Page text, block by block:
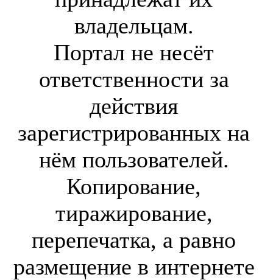
владельцам.
Портал не несёт
ответственности за
действия
зарегистрированных на
нём пользователей.
Копирование,
тиражирование,
перепечатка, а равно
размещение в интернете